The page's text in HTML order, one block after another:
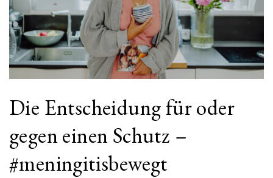
Die Entscheidung für oder
gegen einen Schutz –
#meningitisbewegt